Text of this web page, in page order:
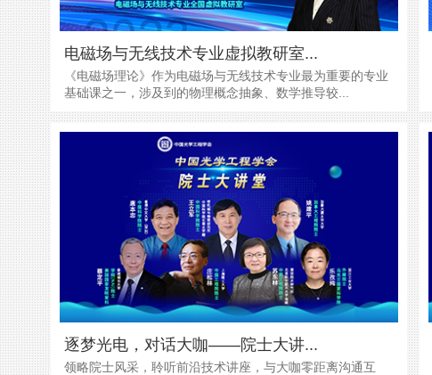
电磁场与无线技术专业虚拟教研室...
《电磁场理论》作为电磁场与无线技术专业最为重要的专业
基础课之一，涉及到的物理概念抽象、数学推导较...
逐梦光电，对话大咖——院士大讲...
领略院士风采，聆听前沿技术讲座，与大咖零距离沟通互